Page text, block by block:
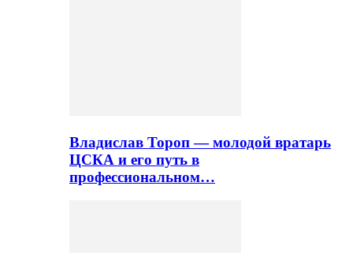
Владислав Тороп — молодой вратарь
ЦСКА и его путь в
профессиональном…